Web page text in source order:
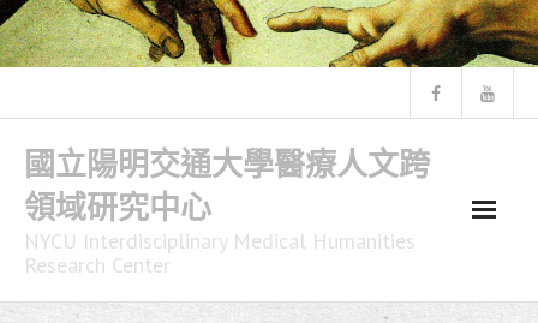
Skip
to
content
國立陽明交通大學醫療人文跨
領域研究中心
NYCU Interdisciplinary Medical Humanities
Research Center